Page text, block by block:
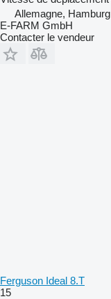
Allemagne, Hamburg
E-FARM GmbH
Contacter le vendeur
Ferguson Ideal 8.T
15